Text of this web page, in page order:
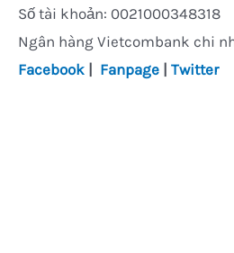
Số tài khoản: 0021000348318
Ngân hàng Vietcombank chi
Facebook
Fanpage Twitter